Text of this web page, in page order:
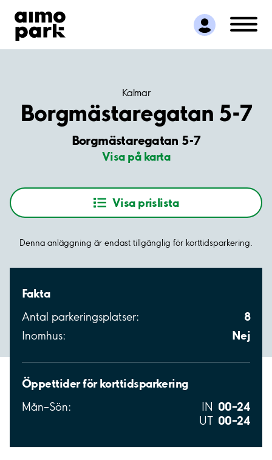
Hitta parkering
Samarbete
Kundservice
Kalmar
Borgmästaregatan 5-7
Borgmästaregatan 5-7
Visa på karta
Visa prislista
Denna anläggning är endast tillgänglig för korttidsparkering.
Fakta
Antal parkeringsplatser: 8
Inomhus: Nej
Öppettider för korttidsparkering
Mån–Sön: IN 00–24
UT 00–24